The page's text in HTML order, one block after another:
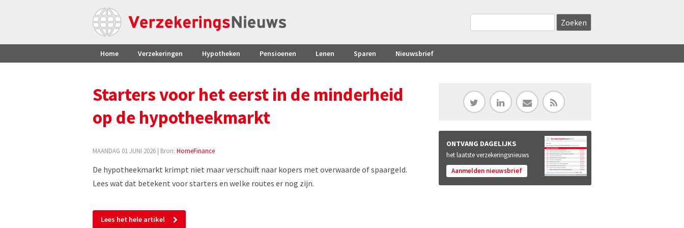
Home Verzekeringen Hypotheken Pensioenen Lenen Sparen Nieuwsbrief
Starters voor het eerst in de minderheid
op de hypotheekmarkt
MAANDAG 01 JUNI 2026 | Bron: HomeFinance
De hypotheekmarkt krimpt niet maar verschuift naar kopers met overwaarde of spaargeld.
Lees wat dat betekent voor starters en welke routes er nog zijn.
Lees het hele artikel
ONTVANG DAGELIJKS
het laatste verzekeringsnieuws
Aanmelden nieuwsbrief